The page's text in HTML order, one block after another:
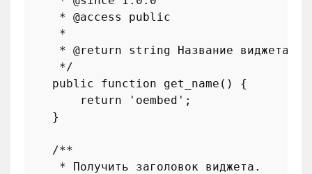
     *
@access
public
     *
     *
@return string Название виджета.
     */
public
function get_name ( ) {
return
'oembed' ;
    }
/**
     * Получить заголовок виджета.